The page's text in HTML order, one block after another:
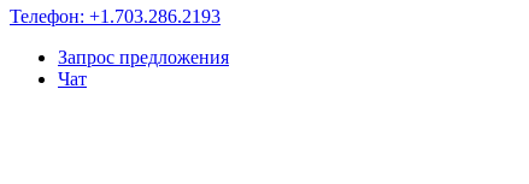
Телефон: +1.703.286.2193
Запрос предложения
Чат